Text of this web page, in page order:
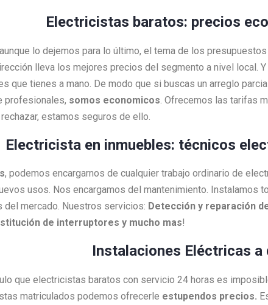
Electricistas baratos: precios
lo dejemos para lo último, el tema de los
lleva los mejores precios del segmento a nivel
que tienes a mano. De modo que si buscas un arreglo
profesionales, somos economicos . Ofrecemos las tarifas
estamos seguros de ello.
Electricista en inmuebles: técnicos
, podemos encargarnos de cualquier trabajo ordinario de
usos. Nos encargamos del mantenimiento. Instalamos
mercado. Nuestros servicios: Detección y reparación
de interruptores y mucho mas!
Instalaciones Eléctricas a
que electricistas baratos con servicio 24 horas es
matriculados podemos ofrecerle estupendos precios.